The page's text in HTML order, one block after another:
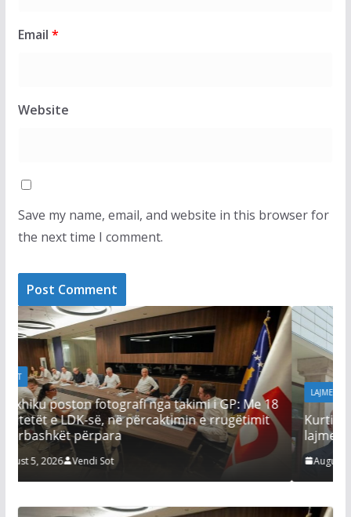
Email *
Website
Save my name, email, and website in this browser for
the next time I comment.
Me 18
LAJMET
Kurti del nga takimi me Abdixhikun: Nuk kemi
lajme, përderisa s’kemi marrëveshje
August 5, 2026